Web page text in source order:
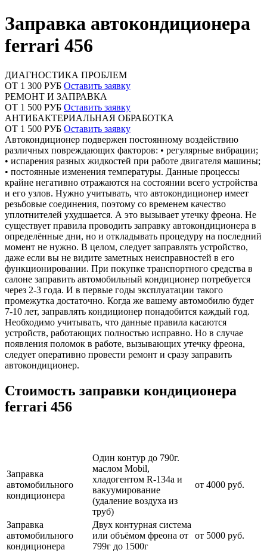
Заправка автокондиционера
ferrari 456
ДИАГНОСТИКА ПРОБЛЕМ
ОТ 1 300 РУБ Оставить заявку
РЕМОНТ И ЗАПРАВКА
ОТ 1 500 РУБ Оставить заявку
АНТИБАКТЕРИАЛЬНАЯ ОБРАБОТКА
ОТ 1 500 РУБ Оставить заявку
Автокондиционер подвержен постоянному воздействию
различных повреждающих факторов: • регулярные вибрации;
• испарения разных жидкостей при работе двигателя машины;
• постоянные изменения температуры. Данные процессы
крайне негативно отражаются на состоянии всего устройства
и его узлов. Нужно учитывать, что автокондиционер имеет
резьбовые соединения, поэтому со временем качество
уплотнителей ухудшается. А это вызывает утечку фреона. Не
существует правила проводить заправку автокондиционера в
определённые дни, но и откладывать процедуру на последний
момент не нужно. В целом, следует заправлять устройство,
даже если вы не видите заметных неисправностей в его
функционировании. При покупке транспортного средства в
салоне заправить автомобильный кондиционер потребуется
через 2-3 года. И в первые годы эксплуатации такого
промежутка достаточно. Когда же вашему автомобилю будет
7-10 лет, заправлять кондиционер понадобится каждый год.
Необходимо учитывать, что данные правила касаются
устройств, работающих полностью исправно. Но в случае
появления поломок в работе, вызывающих утечку фреона,
следует оперативно провести ремонт и сразу заправить
автокондиционер.
Стоимость заправки кондиционера
ferrari 456
Заправка
автомобильного
кондиционера
Один контур до 790г.
маслом Mobil,
хладогентом R-134a и
вакуумирование
(удаление воздуха из
труб)
от 4000 руб.
Заправка
автомобильного
кондиционера
Двух контурная система
или объёмом фреона от
799г до 1500г
от 5000 руб.